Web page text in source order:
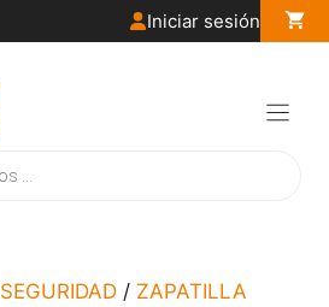
Iniciar sesión
SEGURIDAD / ZAPATILLA